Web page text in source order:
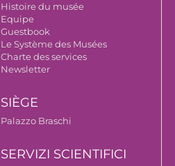
Histoire du musée
Equipe
Guestbook
Le Système des Musées
Charte des services
Newsletter
SIÈGE
Palazzo Braschi
SERVIZI SCIENTIFICI